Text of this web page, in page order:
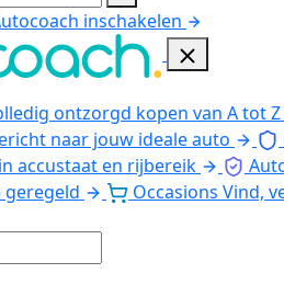
inschakelen
ontzorgd kopen van A tot Z
naar jouw ideale auto
accustaat en rijbereik
Occasions Vind,